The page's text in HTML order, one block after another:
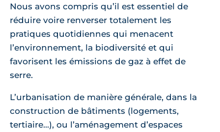
Nous avons compris qu’il est essentiel de
réduire voire renverser totalement les
pratiques quotidiennes qui menacent
l’environnement, la biodiversité et qui
favorisent les émissions de gaz à effet de
serre.
L’urbanisation de manière générale, dans la
construction de bâtiments (logements,
tertiaire...), ou l’aménagement d’espaces